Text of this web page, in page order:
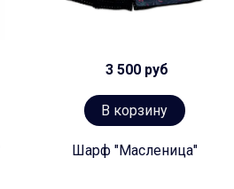
3 500 руб
В корзину
Шарф "Масленица"